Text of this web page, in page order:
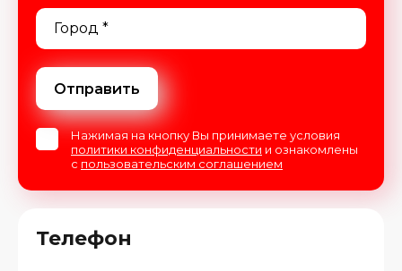
Телефон
Нажимая на кнопку Вы принимаете условия
политики конфиденциальности и ознакомлены
с пользовательским соглашением
Отправить